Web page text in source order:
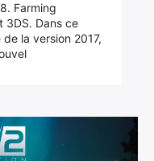
Farming
3DS. Dans ce
la version 2017,